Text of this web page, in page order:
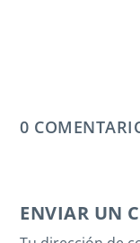
0
ENVIAR UN